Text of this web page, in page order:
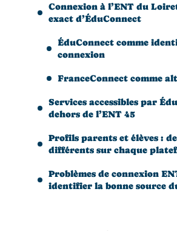
Connexion à l’ENT du
exact d’ÉduConnect
ÉduConnect comme
connexion
FranceConnect comme
Services accessibles par
dehors de l’ENT 45
Profils parents et élèves :
différents sur chaque
Problèmes de connexion
identifier la bonne source